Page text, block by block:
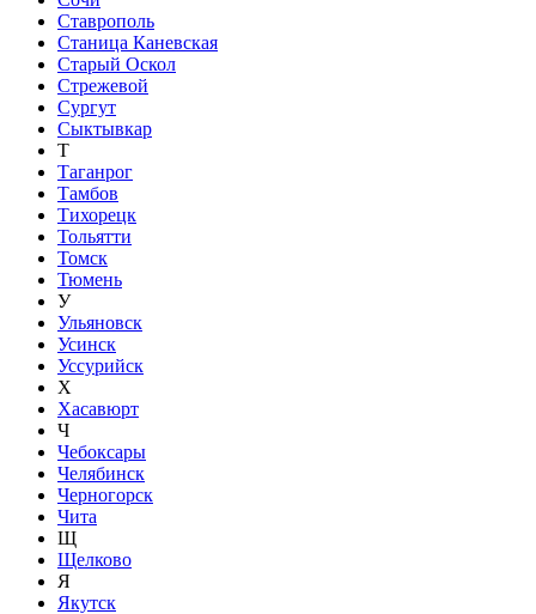
Ставрополь
Станица Каневская
Старый Оскол
Стрежевой
Сургут
Сыктывкар
Т
Таганрог
Тамбов
Тихорецк
Тольятти
Томск
Тюмень
У
Ульяновск
Усинск
Уссурийск
Х
Хасавюрт
Ч
Чебоксары
Челябинск
Черногорск
Чита
Щ
Щелково
Я
Якутск